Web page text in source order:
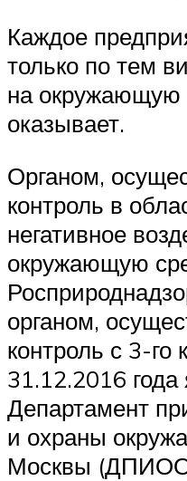
Каждое
только по тем
на окружающую
оказывает.
Органом,
контроль в
негативное
окружающую
органом,
контроль с 3-го
31.12.2016 года
Департамент
и охраны
Москвы